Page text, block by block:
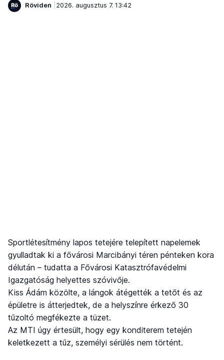
Röviden
2026. augusztus 7. 13:42
Sportlétesítmény lapos tetejére telepített napelemek
gyulladtak ki a fővárosi Marcibányi téren pénteken kora
délután – tudatta a Fővárosi Katasztrófavédelmi
Igazgatóság helyettes szóvivője.
Kiss Ádám közölte, a lángok átégették a tetőt és az
épületre is átterjedtek, de a helyszínre érkező 30
tűzoltó megfékezte a tüzet.
Az MTI úgy értesült, hogy egy konditerem tetején
keletkezett a tűz, személyi sérülés nem történt.